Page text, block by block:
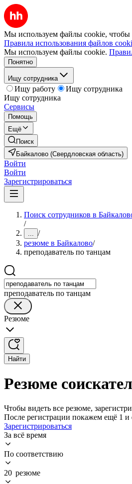
Мы используем файлы cookie, чтобы
Правила использования файлов
Мы используем файлы cookie.
Понятно
Ищу сотрудника
Ищу работу
Ищу сотрудника
Ищу сотрудника
Сервисы
Помощь
Ещё
Поиск
Байкалово (Свердловская область)
Войти
Войти
Зарегистрироваться
Поиск сотрудников в
/
... /
резюме в Байкалово/
преподаватель по танцам
преподаватель по танцам
Резюме
Найти
Резюме
Чтобы видеть все резюме,
После регистрации покажем ещё 1 и
Зарегистрироваться
За всё время
По соответствию
20 резюме